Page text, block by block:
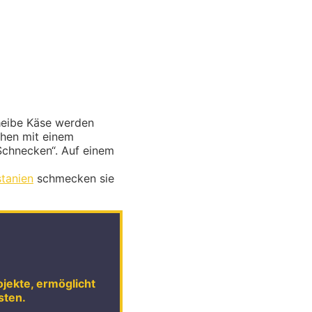
Käse werden
mit einem
Auf einem
schmecken sie
ermöglicht